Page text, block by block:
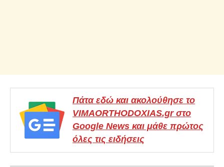
Πάτα εδώ και ακολούθησε το
VIMAORTHODOXIAS.gr στο
Google News και μάθε πρώτος
όλες τις ειδήσεις